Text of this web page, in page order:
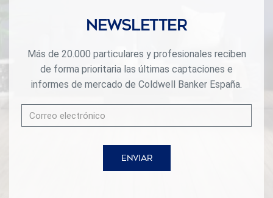
Newsletter
Más de 20.000 particulares y profesionales reciben
de forma prioritaria las últimas captaciones e
informes de mercado de Coldwell Banker España.
ENVIAR